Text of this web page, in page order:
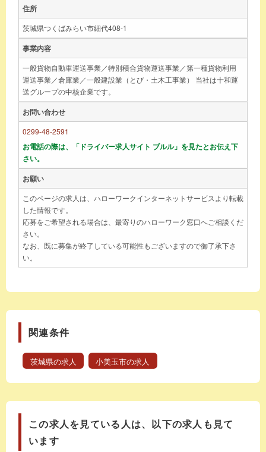
住所
茨城県つくばみらい市細代408-1
事業内容
一般貨物自動車運送事業／特別積合貨物運送事業／第一種貨物利用
運送事業／倉庫業／一般建設業（とび・土木工事業） 当社は十和運
送グループの中核企業です。
お問い合わせ
0299-48-2591
お電話の際は、「ドライバー求人サイト ブルル」を見たとお伝え下
さい。
お願い
このページの求人は、ハローワークインターネットサービスより転載
した情報です。
応募をご希望される場合は、最寄りのハローワーク窓口へご相談くだ
さい。
なお、既に募集が終了している可能性もございますので御了承下さ
い。
関連条件
茨城県の求人 小美玉市の求人
この求人を見ている人は、以下の求人も見て
います